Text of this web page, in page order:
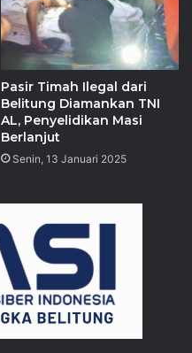
Pasir Timah Ilegal dari
Belitung Diamankan TNI
AL, Penyelidikan Masi
Berlanjut
Senin, 13 Januari 2025